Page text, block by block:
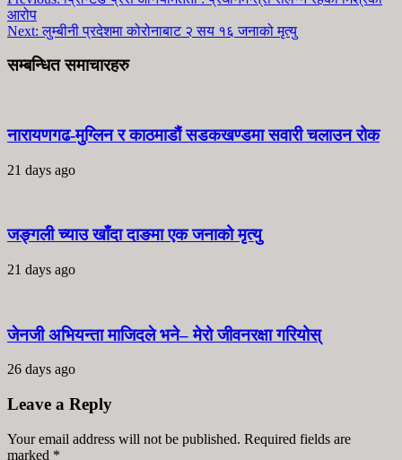
आरोप
Next: लुम्बीनी प्रदेशमा कोरोनाबाट २ सय १६ जनाको मृत्यु
सम्बन्धित समाचारहरु
नारायणगढ-मुग्लिन र काठमाडौं सडकखण्डमा सवारी चलाउन रोक
21 days ago
जङ्गली च्याउ खाँदा दाङमा एक जनाको मृत्यु
21 days ago
जेनजी अभियन्ता माजिदले भने– मेरो जीवनरक्षा गरियोस्
26 days ago
Leave a Reply
Your email address will not be published. Required fields are
marked *